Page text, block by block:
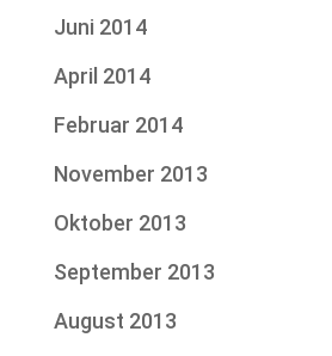
Juni 2014
April 2014
Februar 2014
November 2013
Oktober 2013
September 2013
August 2013